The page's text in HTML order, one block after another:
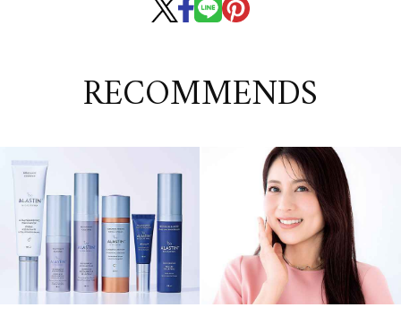
RECOMMENDS